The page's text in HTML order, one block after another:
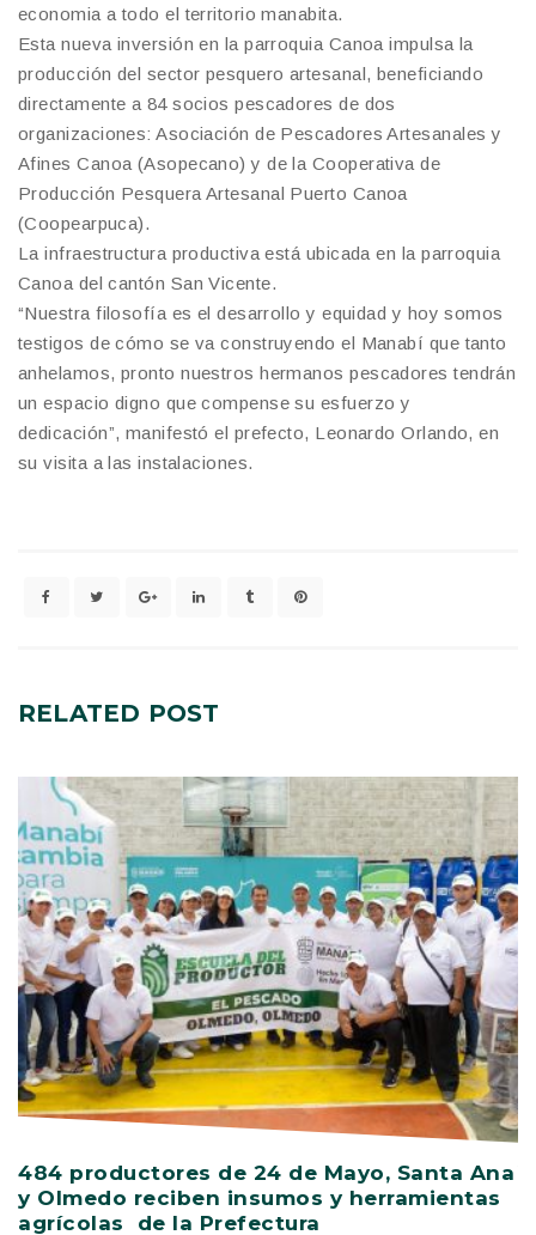
economia a todo el territorio manabita.
Esta nueva inversión en la parroquia Canoa impulsa la
producción del sector pesquero artesanal, beneficiando
directamente a 84 socios pescadores de dos
organizaciones: Asociación de Pescadores Artesanales y
Afines Canoa (Asopecano) y de la Cooperativa de
Producción Pesquera Artesanal Puerto Canoa
(Coopearpuca).
La infraestructura productiva está ubicada en la parroquia
Canoa del cantón San Vicente.
“Nuestra filosofía es el desarrollo y equidad y hoy somos
testigos de cómo se va construyendo el Manabí que tanto
anhelamos, pronto nuestros hermanos pescadores tendrán
un espacio digno que compense su esfuerzo y
dedicación”, manifestó el prefecto, Leonardo Orlando, en
su visita a las instalaciones.
RELATED POST
484 productores de 24 de Mayo, Santa Ana
y Olmedo reciben insumos y herramientas
agrícolas de la Prefectura